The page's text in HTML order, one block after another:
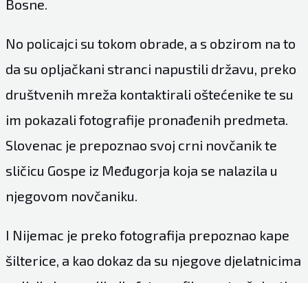
Bosne.
No policajci su tokom obrade, a s obzirom na to
da su opljačkani stranci napustili državu, preko
društvenih mreža kontaktirali oštećenike te su
im pokazali fotografije pronađenih predmeta.
Slovenac je prepoznao svoj crni novčanik te
sličicu Gospe iz Međugorja koja se nalazila u
njegovom novčaniku.
I Nijemac je preko fotografija prepoznao kape
šilterice, a kao dokaz da su njegove djelatnicima